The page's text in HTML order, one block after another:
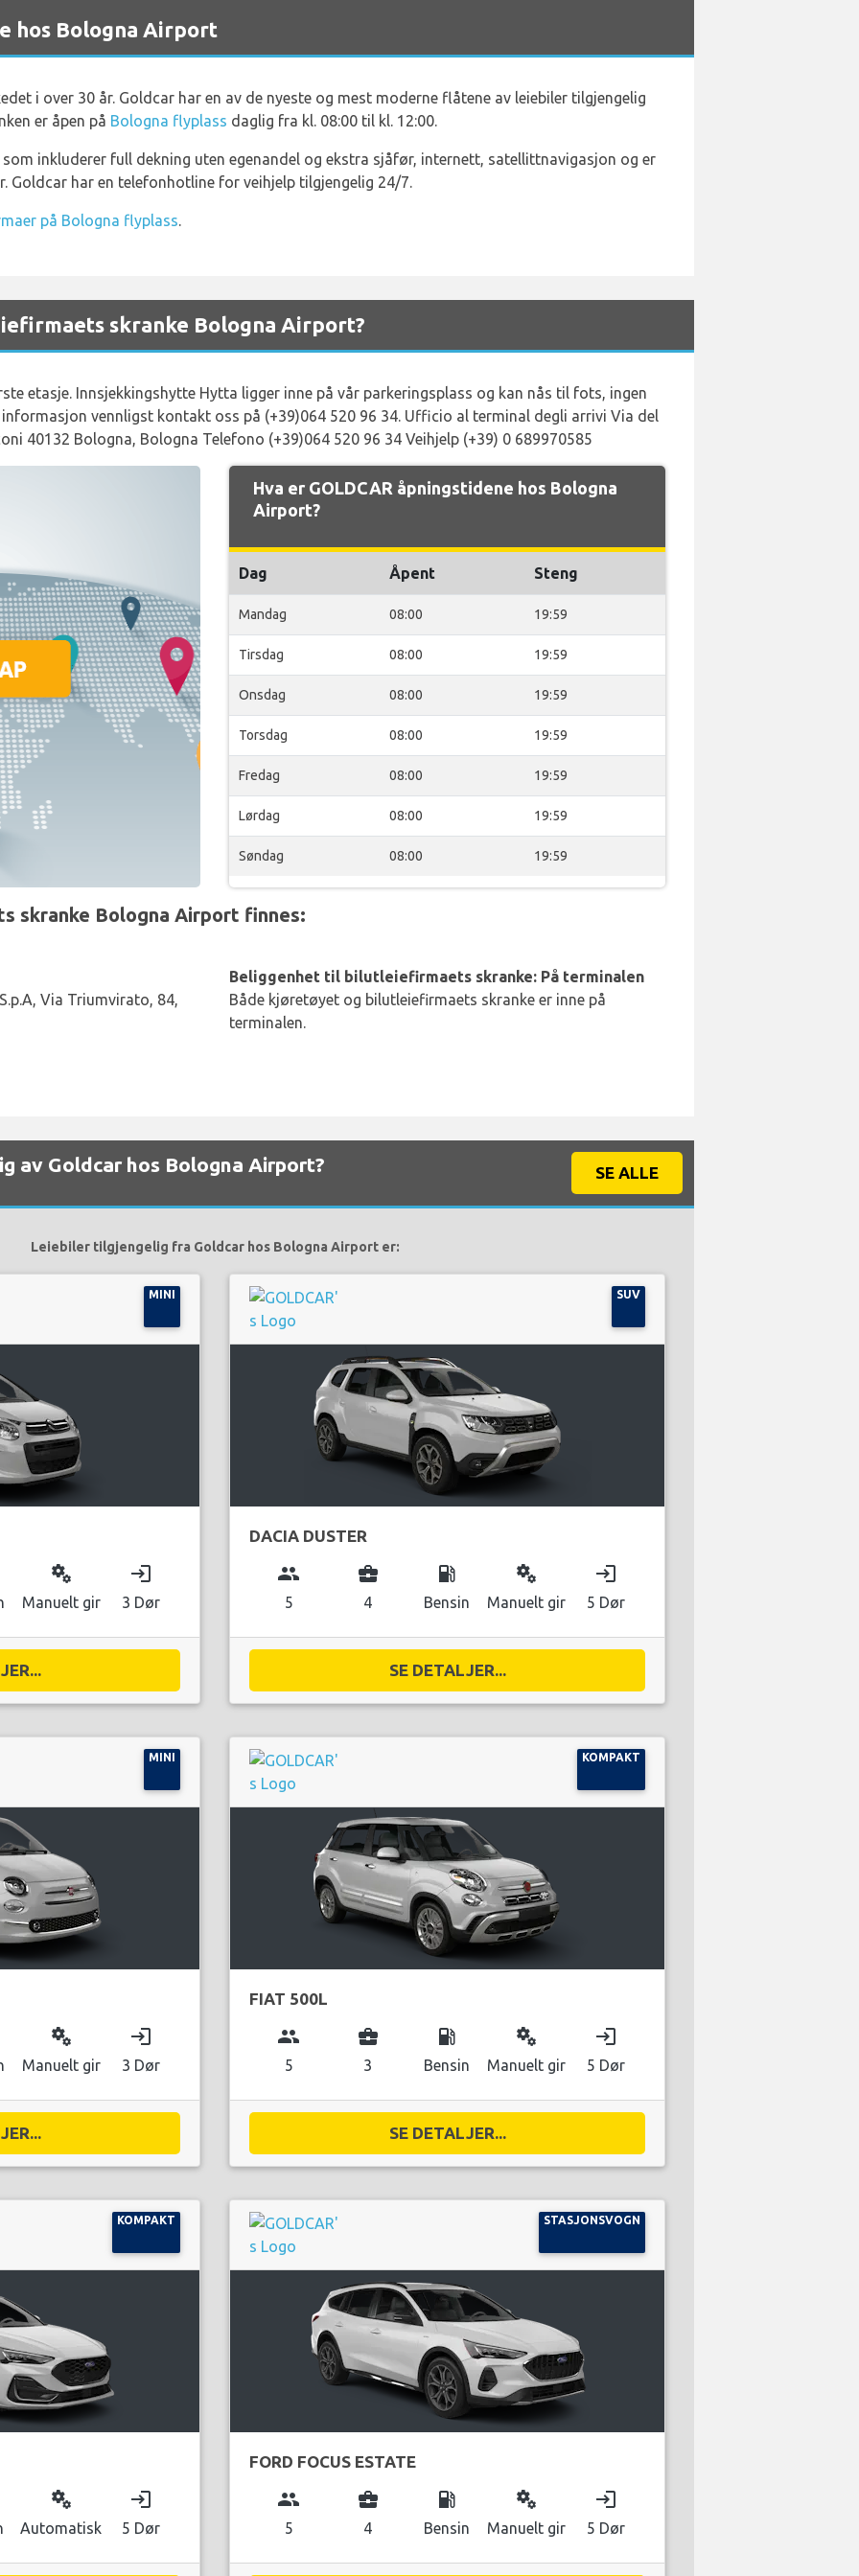
hos Bologna Airport
i over 30 år. Goldcar har en av de nyeste og mest moderne flåtene av leiebiler tilgjengelig
er åpen på Bologna flyplass daglig fra kl. 08:00 til kl. 12:00.
som inkluderer full dekning uten egenandel og ekstra sjåfør, internett, satellittnavigasjon og er
Goldcar har en telefonhotline for veihjelp tilgjengelig 24/7.
på Bologna flyplass.
skranke Bologna Airport?
etasje. Innsjekkingshytte Hytta ligger inne på vår parkeringsplass og kan nås til fots, ingen
vennligst kontakt oss på (+39)064 520 96 34. Ufficio al terminal degli arrivi Via del
40132 Bologna, Bologna Telefono (+39)064 520 96 34 Veihjelp (+39) 0 689970585
Hva er GOLDCAR åpningstidene hos Bologna
Airport?
Dag Åpent Steng
Mandag 08:00 19:59
Tirsdag 08:00 19:59
Onsdag 08:00 19:59
Torsdag 08:00 19:59
Fredag 08:00 19:59
Lørdag 08:00 19:59
Søndag 08:00 19:59
skranke Bologna Airport finnes:
Via Triumvirato, 84,
Beliggenhet til bilutleiefirmaets skranke: På terminalen
Både kjøretøyet og bilutleiefirmaets skranke er inne på
terminalen.
av Goldcar hos Bologna Airport? SE ALLE
Leiebiler tilgjengelig fra Goldcar hos Bologna Airport er:
MINI
miscellaneous_services
Manuelt gir
login
3 Dør
SUV
DACIA DUSTER
group
5
business_center
4
local_gas_station
Bensin
miscellaneous_services
Manuelt gir
login
5 Dør
SE DETALJER...
MINI
miscellaneous_services
Manuelt gir
login
3 Dør
KOMPAKT
FIAT 500L
group
5
business_center
3
local_gas_station
Bensin
miscellaneous_services
Manuelt gir
login
5 Dør
SE DETALJER...
KOMPAKT
miscellaneous_services
Automatisk
login
5 Dør
STASJONSVOGN
FORD FOCUS ESTATE
group
5
business_center
4
local_gas_station
Bensin
miscellaneous_services
Manuelt gir
login
5 Dør